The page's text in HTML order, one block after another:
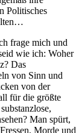
Politisches
frage mich und
wie ich: Woher
Das
von Sinn und
von der
für die größte
Man spürt,
Morde und